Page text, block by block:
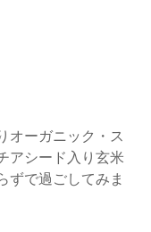
オーガニック・ス
アシード入り玄米
ずで過ごしてみま